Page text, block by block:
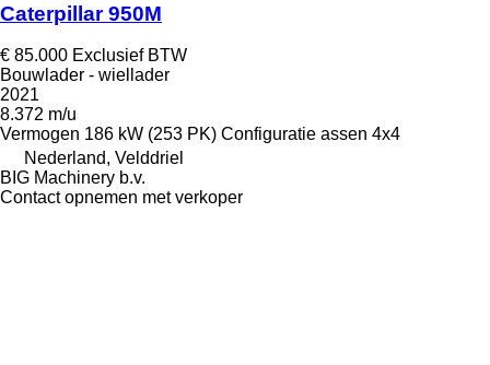
Caterpillar 950M
€ 85.000 Exclusief BTW
Bouwlader - wiellader
2021
8.372 m/u
Vermogen 186 kW (253 PK) Configuratie assen 4x4
Nederland, Velddriel
BIG Machinery b.v.
Contact opnemen met verkoper